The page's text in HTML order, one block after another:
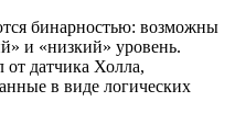
бинарностью: возможны
и «низкий» уровень.
датчика Холла,
в виде логических